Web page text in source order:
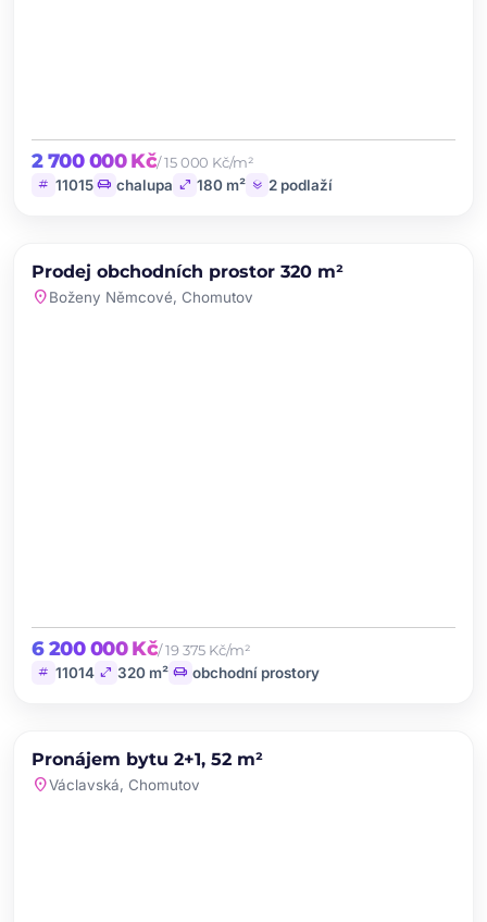
2 700 000 Kč/ 15 000 Kč/m²
tag 11015 chair chalupa open_in_full 180 m² layers 2 podlaží
PRODEJ NOVINKA
Prodej obchodních prostor 320 m²
location_onBoženy Němcové, Chomutov
6 200 000 Kč/ 19 375 Kč/m²
tag 11014 open_in_full 320 m² chair obchodní prostory
PRONÁJEM NOVINKA
Pronájem bytu 2+1, 52 m²
location_onVáclavská, Chomutov